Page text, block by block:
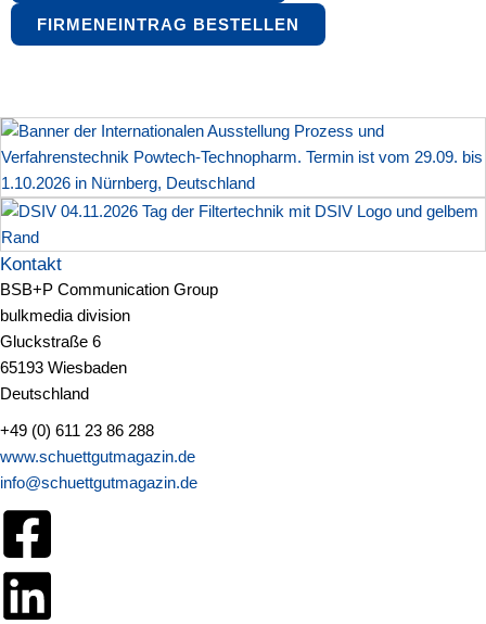
FIRMENEINTRAG BESTELLEN
Kontakt
BSB+P Communication Group
bulkmedia division
Gluckstraße 6
65193 Wiesbaden
Deutschland
+49 (0) 611 23 86 288
www.schuettgutmagazin.de
info@schuettgutmagazin.de